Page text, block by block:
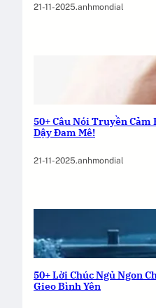
21-11-2025.anhmondial
50+ Câu Nói Truyền
Dậy Đam Mê!
21-11-2025.anhmondial
50+ Lời Chúc Ngủ Ngon
Gieo Bình Yên